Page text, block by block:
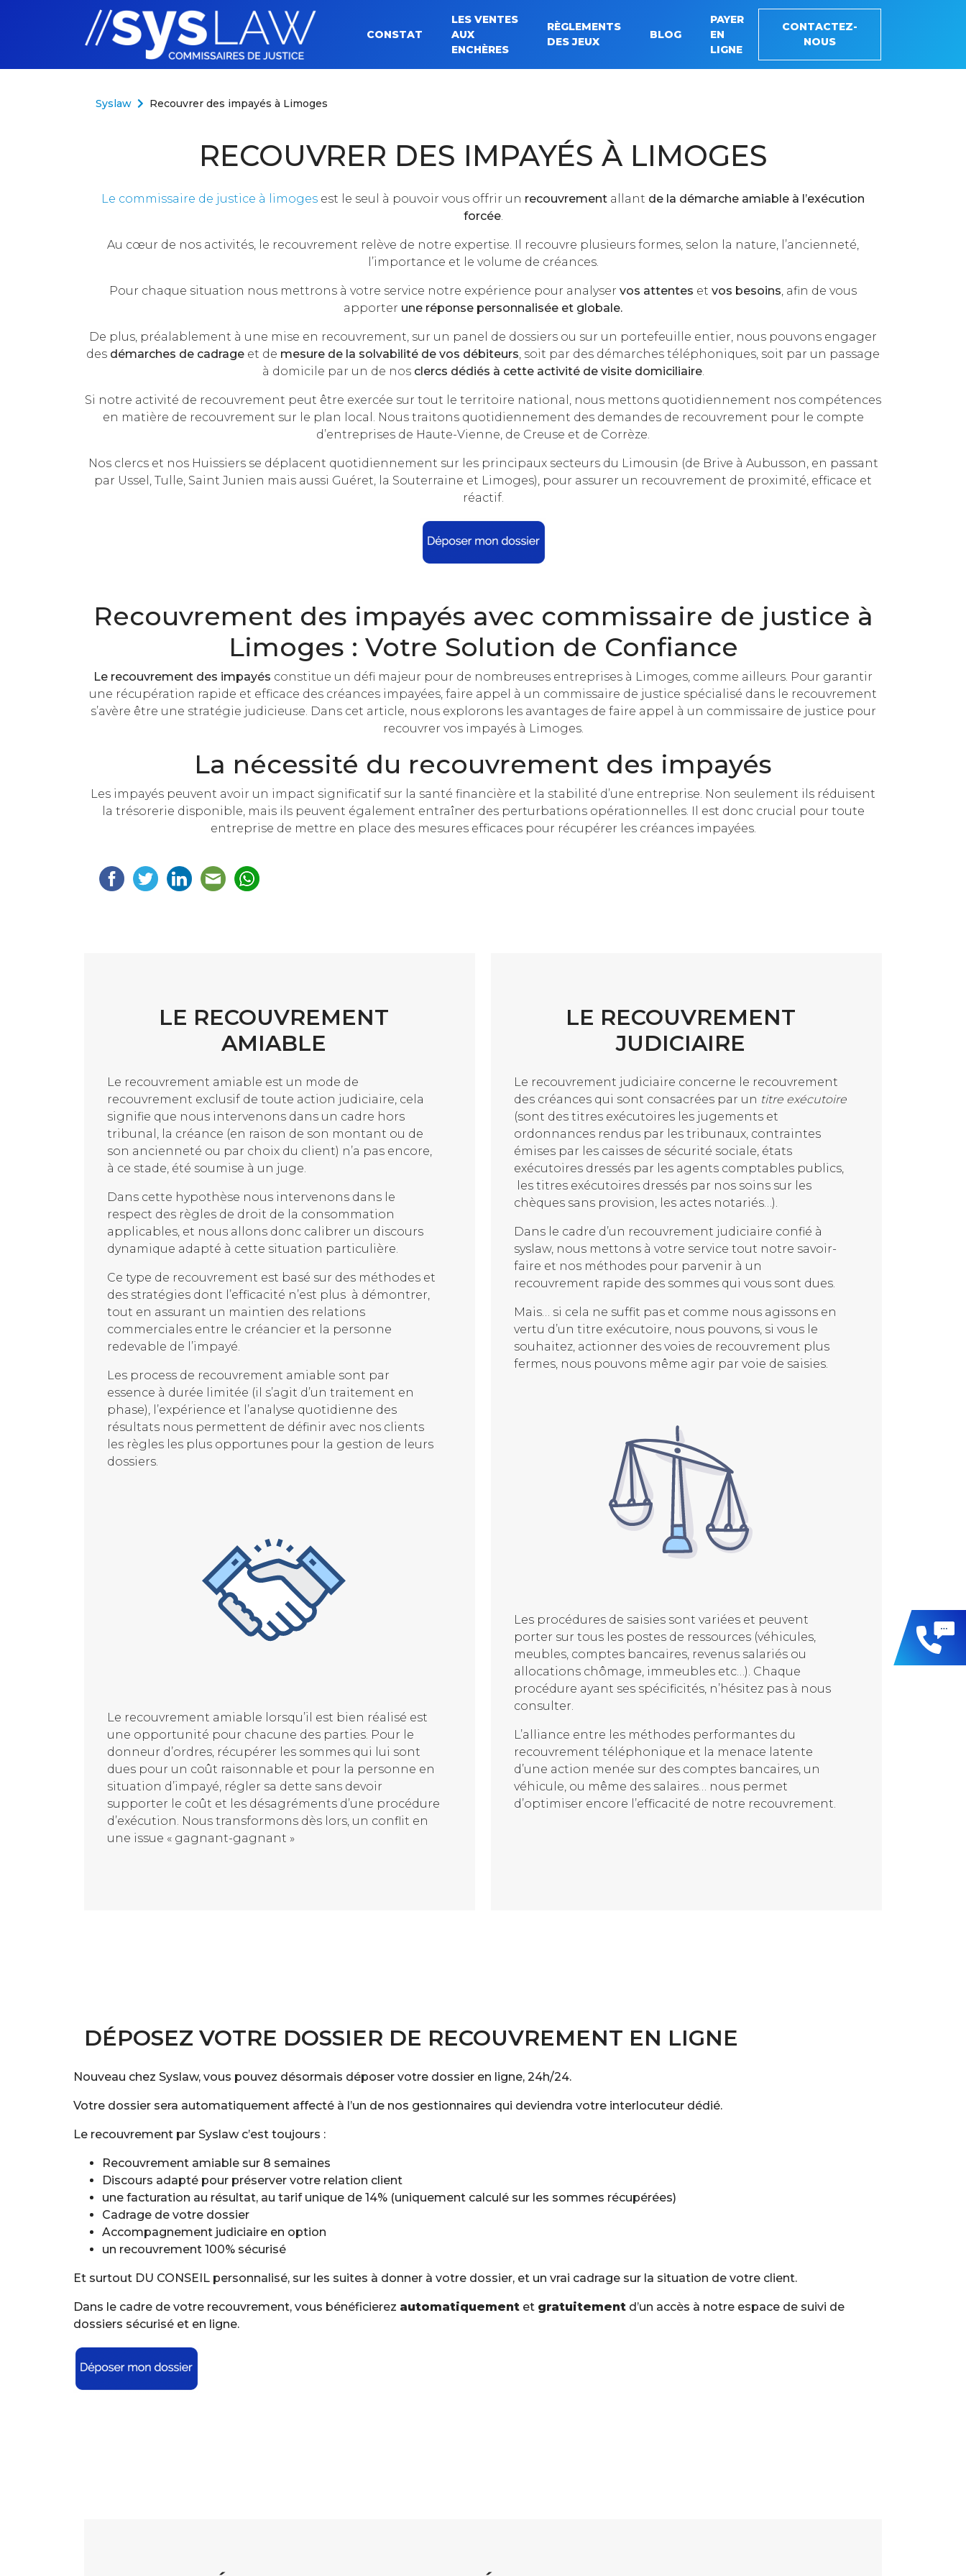
Rechercher :
CONSTAT
LES VENTES
AUX
ENCHÈRES
RÈGLEMENTS
DES JEUX
BLOG
PAYER
EN
LIGNE
CONTACTEZ-
NOUS
Syslaw Recouvrer des impayés à Limoges
RECOUVRER DES IMPAYÉS À LIMOGES
Le commissaire de justice à limoges est le seul à pouvoir vous offrir un recouvrement allant de la démarche amiable à l’exécution
forcée.
Au cœur de nos activités, le recouvrement relève de notre expertise. Il recouvre plusieurs formes, selon la nature, l’ancienneté,
l’importance et le volume de créances.
Pour chaque situation nous mettrons à votre service notre expérience pour analyser vos attentes et vos besoins, afin de vous
apporter une réponse personnalisée et globale.
De plus, préalablement à une mise en recouvrement, sur un panel de dossiers ou sur un portefeuille entier, nous pouvons engager
des démarches de cadrage et de mesure de la solvabilité de vos débiteurs, soit par des démarches téléphoniques, soit par un passage
à domicile par un de nos clercs dédiés à cette activité de visite domiciliaire.
Si notre activité de recouvrement peut être exercée sur tout le territoire national, nous mettons quotidiennement nos compétences
en matière de recouvrement sur le plan local. Nous traitons quotidiennement des demandes de recouvrement pour le compte
d’entreprises de Haute-Vienne, de Creuse et de Corrèze.
Nos clercs et nos Huissiers se déplacent quotidiennement sur les principaux secteurs du Limousin (de Brive à Aubusson, en passant
par Ussel, Tulle, Saint Junien mais aussi Guéret, la Souterraine et Limoges), pour assurer un recouvrement de proximité, efficace et
réactif.
Recouvrement des impayés avec commissaire de justice à
Limoges : Votre Solution de Confiance
Le recouvrement des impayés constitue un défi majeur pour de nombreuses entreprises à Limoges, comme ailleurs. Pour garantir
une récupération rapide et efficace des créances impayées, faire appel à un commissaire de justice spécialisé dans le recouvrement
s’avère être une stratégie judicieuse. Dans cet article, nous explorons les avantages de faire appel à un commissaire de justice pour
recouvrer vos impayés à Limoges.
La nécessité du recouvrement des impayés
Les impayés peuvent avoir un impact significatif sur la santé financière et la stabilité d’une entreprise. Non seulement ils réduisent
la trésorerie disponible, mais ils peuvent également entraîner des perturbations opérationnelles. Il est donc crucial pour toute
entreprise de mettre en place des mesures efficaces pour récupérer les créances impayées.
LE RECOUVREMENT
AMIABLE
Le recouvrement amiable est un mode de
recouvrement exclusif de toute action judiciaire, cela
signifie que nous intervenons dans un cadre hors
tribunal, la créance (en raison de son montant ou de
son ancienneté ou par choix du client) n’a pas encore,
à ce stade, été soumise à un juge.
Dans cette hypothèse nous intervenons dans le
respect des règles de droit de la consommation
applicables, et nous allons donc calibrer un discours
dynamique adapté à cette situation particulière.
Ce type de recouvrement est basé sur des méthodes et
des stratégies dont l’efficacité n’est plus à démontrer,
tout en assurant un maintien des relations
commerciales entre le créancier et la personne
redevable de l’impayé.
Les process de recouvrement amiable sont par
essence à durée limitée (il s’agit d’un traitement en
phase), l’expérience et l’analyse quotidienne des
résultats nous permettent de définir avec nos clients
les règles les plus opportunes pour la gestion de leurs
dossiers.
Le recouvrement amiable lorsqu’il est bien réalisé est
une opportunité pour chacune des parties. Pour le
donneur d’ordres, récupérer les sommes qui lui sont
dues pour un coût raisonnable et pour la personne en
situation d’impayé, régler sa dette sans devoir
supporter le coût et les désagréments d’une procédure
d’exécution. Nous transformons dès lors, un conflit en
une issue « gagnant-gagnant »
LE RECOUVREMENT
JUDICIAIRE
Le recouvrement judiciaire concerne le recouvrement
des créances qui sont consacrées par un titre exécutoire
(sont des titres exécutoires les jugements et
ordonnances rendus par les tribunaux, contraintes
émises par les caisses de sécurité sociale, états
exécutoires dressés par les agents comptables publics,
les titres exécutoires dressés par nos soins sur les
chèques sans provision, les actes notariés…).
Dans le cadre d’un recouvrement judiciaire confié à
syslaw, nous mettons à votre service tout notre savoir-
faire et nos méthodes pour parvenir à un
recouvrement rapide des sommes qui vous sont dues.
Mais… si cela ne suffit pas et comme nous agissons en
vertu d’un titre exécutoire, nous pouvons, si vous le
souhaitez, actionner des voies de recouvrement plus
fermes, nous pouvons même agir par voie de saisies.
Les procédures de saisies sont variées et peuvent
porter sur tous les postes de ressources (véhicules,
meubles, comptes bancaires, revenus salariés ou
allocations chômage, immeubles etc…). Chaque
procédure ayant ses spécificités, n’hésitez pas à nous
consulter.
L’alliance entre les méthodes performantes du
recouvrement téléphonique et la menace latente
d’une action menée sur des comptes bancaires, un
véhicule, ou même des salaires… nous permet
d’optimiser encore l’efficacité de notre recouvrement.
DÉPOSEZ VOTRE DOSSIER DE RECOUVREMENT EN LIGNE
Nouveau chez Syslaw, vous pouvez désormais déposer votre dossier en ligne, 24h/24.
Votre dossier sera automatiquement affecté à l’un de nos gestionnaires qui deviendra votre interlocuteur dédié.
Le recouvrement par Syslaw c’est toujours :
Recouvrement amiable sur 8 semaines
Discours adapté pour préserver votre relation client
une facturation au résultat, au tarif unique de 14% (uniquement calculé sur les sommes récupérées)
Cadrage de votre dossier
Accompagnement judiciaire en option
un recouvrement 100% sécurisé
Et surtout DU CONSEIL personnalisé, sur les suites à donner à votre dossier, et un vrai cadrage sur la situation de votre client.
Dans le cadre de votre recouvrement, vous bénéficierez automatiquement et gratuitement d’un accès à notre espace de suivi de
dossiers sécurisé et en ligne.